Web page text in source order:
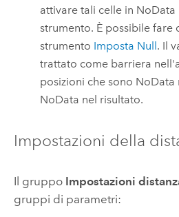
attivare tali celle in
strumento. È possibile fare
strumento Imposta Null . Il
trattato come barriera
posizioni che sono
NoData nel risultato.
Impostazioni della
Il gruppo Impostazioni
gruppi di parametri: